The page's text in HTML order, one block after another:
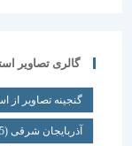
گالری تصاویر استان‌ها
گنجینه تصاویر از
آذربایجان شرقی(55)